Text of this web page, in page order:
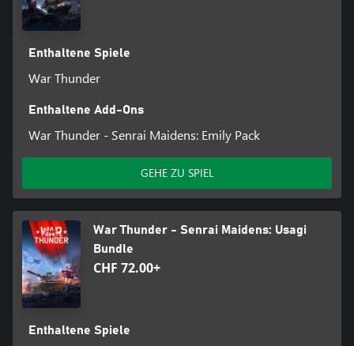
Enthaltene Spiele
War Thunder
Enthaltene Add-Ons
War Thunder - Senrai Maidens: Emily Pack
GEHE ZU SPIEL
War Thunder - Senrai Maidens: Usagi
Bundle
CHF 72.00+
Enthaltene Spiele